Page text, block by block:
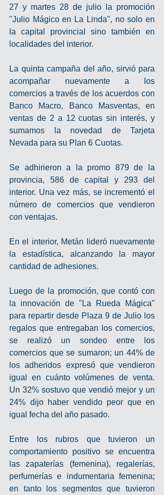
27 y martes 28 de julio la promoción
"Julio Mágico en La Linda", no solo en
la capital provincial sino también en
localidades del interior.
La quinta campaña del año, sirvió para
acompañar nuevamente a los
comercios a través de los acuerdos con
Banco Macro, Banco Masventas, en
ventas de 2 a 12 cuotas sin interés, y
sumamos la novedad de Tarjeta
Nevada para su Plan 6 Cuotas.
Se adhirieron a la promo 879 de la
provincia, 586 de capital y 293 del
interior. Una vez más, se incrementó el
número de comercios que vendieron
con ventajas.
En el interior, Metán lideró nuevamente
la estadística, alcanzando la mayor
cantidad de adhesiones.
Luego de la promoción, que contó con
la innovación de "La Rueda Mágica"
para repartir desde Plaza 9 de Julio los
regalos que entregaban los comercios,
se realizó un sondeo entre los
comercios que se sumaron; un 44% de
los adheridos expresó que vendieron
igual en cuánto volúmenes de venta.
Un 32% sostuvo que vendió mejor y un
24% dijo haber vendido peor que en
igual fecha del año pasado.
Entre los rubros que tuvieron un
comportamiento positivo se encuentra
las zapaterías (femenina), regalerías,
perfumerías e indumentaria femenina;
en tanto los segmentos que tuvieron